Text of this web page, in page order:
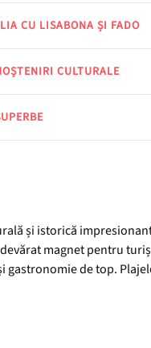
CU LISABONA ȘI FADO
CULTURALE
și istorică
magnet pentru
gastronomie de top.